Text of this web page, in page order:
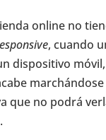
online no
, cuando
dispositivo
marchándose
que no podrá